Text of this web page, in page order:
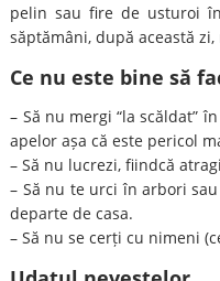
pelin sau fire de usturoi
săptămâni, după această
Ce nu este bine să
– Să nu mergi “la scăldat”
apelor așa că este pericol
– Să nu lucrezi, fiindcă
– Să nu te urci în arbori
departe de casa.
– Să nu se cerți cu nimeni